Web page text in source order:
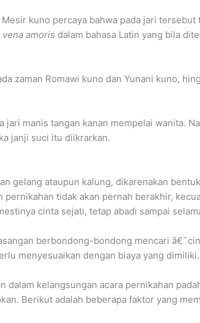
kuno percaya bahwa pada jari tersebut
vena amoris dalam bahasa Latin yang bila
zaman Romawi kuno dan Yunani kuno,
manis tangan kanan mempelai wanita.
janji suci itu diikrarkan.
gelang ataupun kalung, dikarenakan
tidak akan pernah berakhir,
cinta sejati, tetap abadi sampai
berbondong-bondong mencari
menyesuaikan dengan biaya yang dimiliki.
dalam kelangsungan acara pernikahan
Berikut adalah beberapa faktor yang